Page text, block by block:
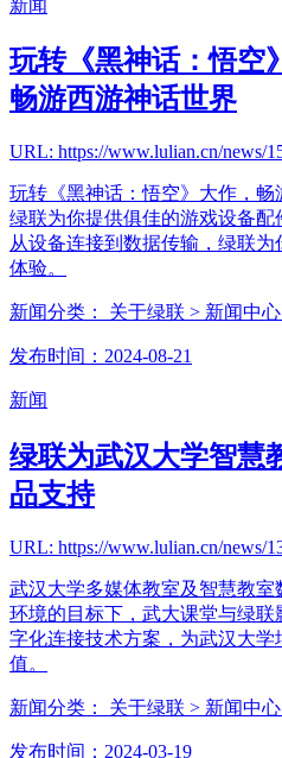
新闻
玩转《黑神话：悟空
畅游西游神话世界
URL: https://www.lulian.cn/news/
玩转《黑神话：悟空》大作，畅
绿联为你提供俱佳的游戏设备配
从设备连接到数据传输，绿联
体验。
新闻分类： 关于绿联 > 新闻中心
发布时间：2024-08-21
新闻
绿联为武汉大学智慧
品支持
URL: https://www.lulian.cn/news/
武汉大学多媒体教室及智慧教
环境的目标下，武大课堂与绿
字化连接技术方案，为武汉大
值。
新闻分类： 关于绿联 > 新闻中心
发布时间：2024-03-19